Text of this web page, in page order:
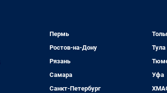
Пермь
Ростов-на-Дону
Рязань
Самара
Санкт-Петербург
Тула
Уфа